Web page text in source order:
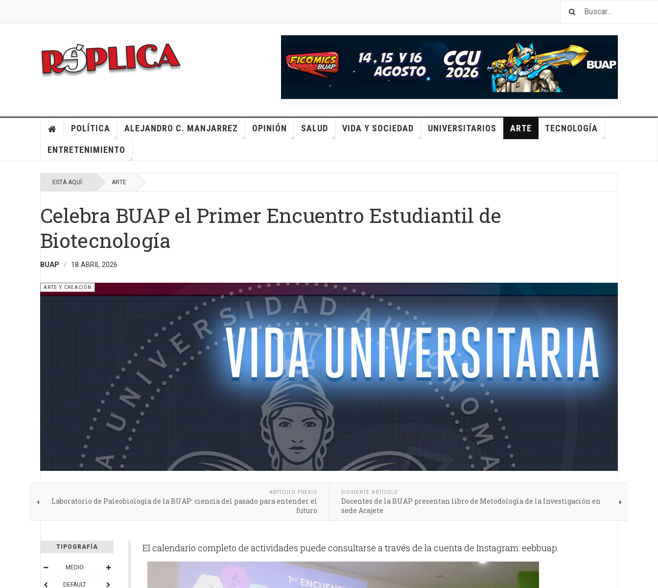
POLÍTICA ALEJANDRO C. MANJARREZ OPINIÓN SALUD VIDA Y SOCIEDAD UNIVERSITARIOS ARTE TECNOLOGÍA
ENTRETENIMIENTO
ESTÁ AQUÍ: ARTE
Celebra BUAP el Primer Encuentro Estudiantil de
Biotecnología
BUAP 18 ABRIL 2026
ARTE Y CREACIÓN
ARTÍCULO PREVIO
Laboratorio de Paleobiología de la BUAP: ciencia del pasado para entender el
futuro
SIGUIENTE ARTÍCULO
Docentes de la BUAP presentan libro de Metodología de la Investigación en
sede Acajete
TIPOGRAFÍA
MEDIO
DEFAULT
El calendario completo de actividades puede consultarse a través de la cuenta de Instagram: eebbuap.